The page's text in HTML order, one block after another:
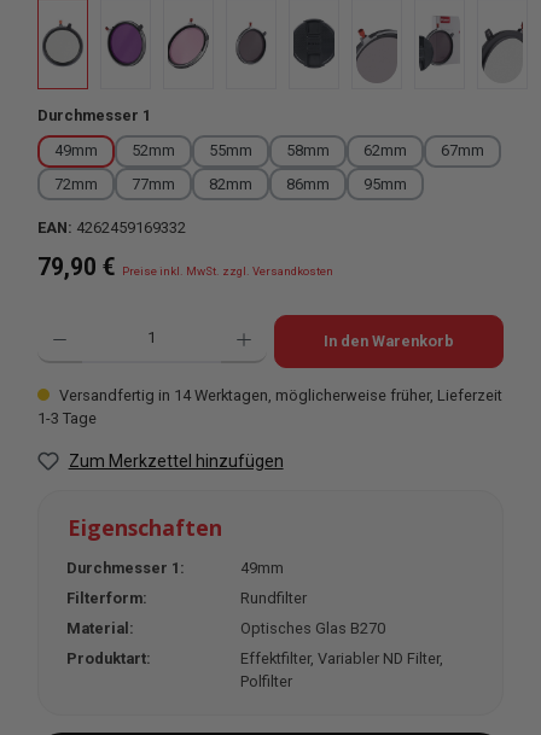
Durchmesser 1
49mm
52mm 55mm 58mm 62mm
67mm
72mm
77mm 82mm 86mm 95mm
EAN: 4262459169332
Regulärer Preis:
79,90 € Preise inkl. MwSt. zzgl. Versandkosten
Produkt Anzahl: Gib den gewünschten Wert ein oder benutze die
In den Warenkorb
Versandfertig in 14 Werktagen, möglicherweise früher, Lieferzeit
1-3 Tage
Zum Merkzettel hinzufügen
Eigenschaften
Durchmesser 1:
49mm
Filterform:
Rundfilter
Material:
Optisches Glas B270
Produktart:
Effektfilter, Variabler ND Filter,
Polfilter